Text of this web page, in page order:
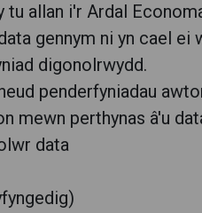
allan i'r Ardal
gennym ni yn cael ei
digonolrwydd.
penderfyniadau
mewn perthynas â'u
data